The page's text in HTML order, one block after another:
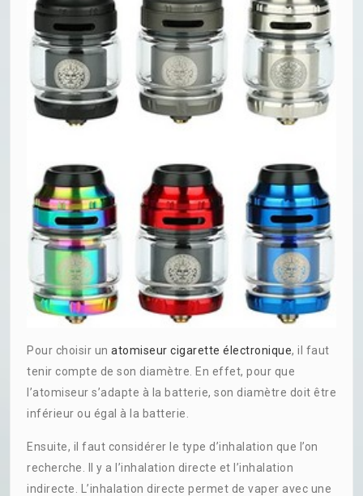
Pour choisir un atomiseur cigarette électronique, il faut
tenir compte de son diamètre. En effet, pour que
l’atomiseur s’adapte à la batterie, son diamètre doit être
inférieur ou égal à la batterie.
Ensuite, il faut considérer le type d’inhalation que l’on
recherche. Il y a l’inhalation directe et l’inhalation
indirecte. L’inhalation directe permet de vaper avec une